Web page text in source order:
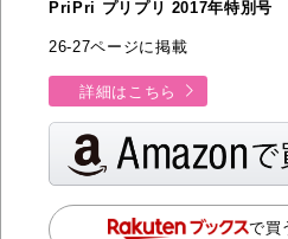
PriPri プリプリ 2017年特別号
26-27ページに掲載
詳細はこちら
で買